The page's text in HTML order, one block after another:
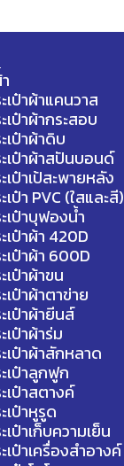
เป๋าผ้าแคนวาส
เป๋าผ้ากระสอบ
เป๋าผ้าดิบ
เป๋าผ้าสปันบอนด์
เป๋าเป้สะพายหลัง
เป๋า PVC (ใสและสี)
เป๋าบุฟองน้ำ
เป๋าผ้า 420D
เป๋าผ้า 600D
เป๋าผ้าขน
เป๋าผ้าตาข่าย
เป๋าผ้ายีนส์
เป๋าผ้าร่ม
เป๋าผ้าสักหลาด
เป๋าลูกฟูก
เป๋าสตางค์
เป๋าหูรูด
เป๋าเก็บความเย็น
เป๋าเครื่องสำอางค์